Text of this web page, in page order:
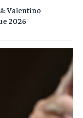
Valentino
2026